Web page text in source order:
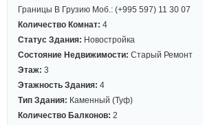
Границы В Грузию Моб.: (+995 597) 11 30 07
Количество Комнат: 4
Статус Здания: Новостройка
Состояние Недвижимости: Старый Ремонт
Этаж: 3
Этажность Здания: 4
Тип Здания: Каменный (туф)
Количество Балконов: 2